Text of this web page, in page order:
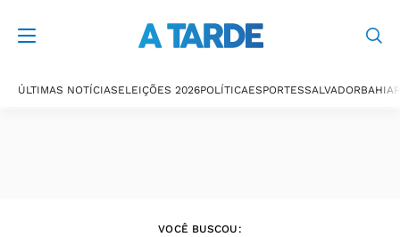
ÚLTIMAS NOTÍCIASELEIÇÕES 2026POLÍTICAESPORTESSALVADORBAHIA
VOCÊ BUSCOU: